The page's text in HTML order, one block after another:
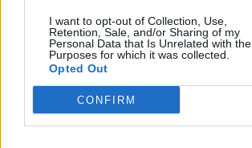
I want to opt-out of Collection, Use,
Retention, Sale, and/or Sharing of my
Personal Data that Is Unrelated with the
Purposes for which it was collected.
Opted Out
CONFIRM
Σχετικά Άρθρα